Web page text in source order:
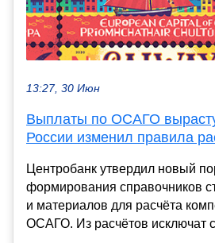
13:27, 30 Июн
Выплаты по ОСАГО
России изменил правила
Центробанк утвердил новый
формирования справочников
и материалов для расчёта
ОСАГО. Из расчётов исключат